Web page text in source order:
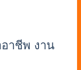
าชีพ งาน